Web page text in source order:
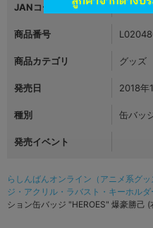
JANコード
商品番号
商品カテゴリ グッズ
発売日 2018年
種別 缶バッ
発売イベント
らしんばんオンライン（アニメ系グ
ジ・アクリル・ラバスト・キーホルダ
ション缶バッジ "HEROES" 爆豪勝己